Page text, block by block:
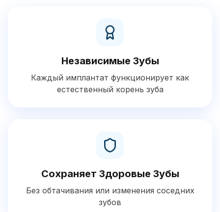
Независимые Зубы
Каждый имплантат функционирует как
естественный корень зуба
Сохраняет Здоровые Зубы
Без обтачивания или изменения соседних
зубов